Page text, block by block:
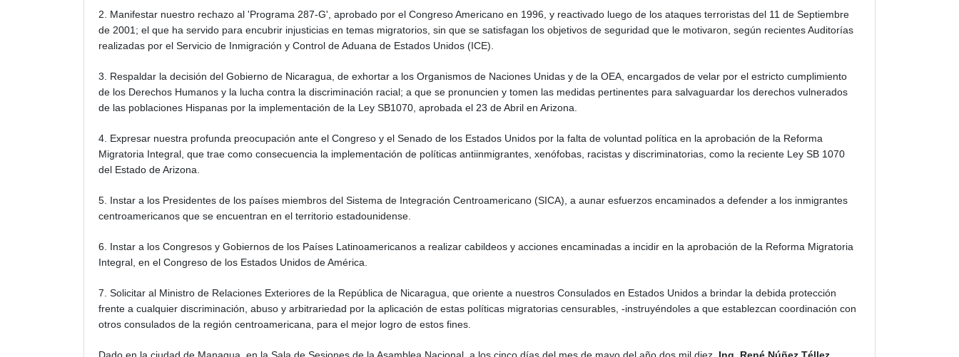
2. Manifestar nuestro rechazo al 'Programa 287-G', aprobado por el Congreso Americano en 1996, y reactivado luego de los ataques terroristas del 11 de Septiembre
de 2001; el que ha servido para encubrir injusticias en temas migratorios, sin que se satisfagan los objetivos de seguridad que le motivaron, según recientes Auditorías
realizadas por el Servicio de Inmigración y Control de Aduana de Estados Unidos (ICE).
3. Respaldar la decisión del Gobierno de Nicaragua, de exhortar a los Organismos de Naciones Unidas y de la OEA, encargados de velar por el estricto cumplimiento
de los Derechos Humanos y la lucha contra la discriminación racial; a que se pronuncien y tomen las medidas pertinentes para salvaguardar los derechos vulnerados
de las poblaciones Hispanas por la implementación de la Ley SB1070, aprobada el 23 de Abril en Arizona.
4. Expresar nuestra profunda preocupación ante el Congreso y el Senado de los Estados Unidos por la falta de voluntad política en la aprobación de la Reforma
Migratoria Integral, que trae como consecuencia la implementación de políticas antiinmigrantes, xenófobas, racistas y discriminatorias, como la reciente Ley SB 1070
del Estado de Arizona.
5. Instar a los Presidentes de los países miembros del Sistema de Integración Centroamericano (SICA), a aunar esfuerzos encaminados a defender a los inmigrantes
centroamericanos que se encuentran en el territorio estadounidense.
6. Instar a los Congresos y Gobiernos de los Países Latinoamericanos a realizar cabildeos y acciones encaminadas a incidir en la aprobación de la Reforma Migratoria
Integral, en el Congreso de los Estados Unidos de América.
7. Solicitar al Ministro de Relaciones Exteriores de la República de Nicaragua, que oriente a nuestros Consulados en Estados Unidos a brindar la debida protección
frente a cualquier discriminación, abuso y arbitrariedad por la aplicación de estas políticas migratorias censurables, -instruyéndoles a que establezcan coordinación con
otros consulados de la región centroamericana, para el mejor logro de estos fines.